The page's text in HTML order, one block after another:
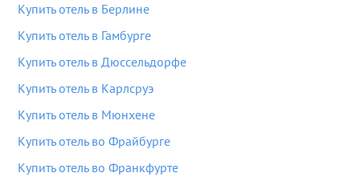
Купить отель в Берлине
Купить отель в Гамбурге
Купить отель в Дюссельдорфе
Купить отель в Карлсруэ
Купить отель в Мюнхене
Купить отель во Фрайбурге
Купить отель во Франкфурте